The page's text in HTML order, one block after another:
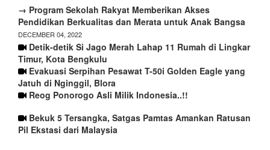
→ Program Sekolah Rakyat Memberikan Akses
Pendidikan Berkualitas dan Merata untuk Anak Bangsa
DECEMBER 04, 2022
Detik-detik Si Jago Merah Lahap 11 Rumah di Lingkar
Timur, Kota Bengkulu
Evakuasi Serpihan Pesawat T-50i Golden Eagle yang
Jatuh di Nginggil, Blora
Reog Ponorogo Asli Milik Indonesia..!!
Bekuk 5 Tersangka, Satgas Pamtas Amankan Ratusan
Pil Ekstasi dari Malaysia